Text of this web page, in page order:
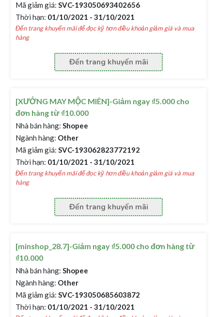
Mã giảm giá: SVC-193050693402656
Thời hạn: 01/10/2021 - 31/10/2021
Đến trang khuyến mãi để đọc kỹ hơn điều khoản giảm giá và mua
hàng
Đến trang khuyến mãi
[XƯỞNG MAY MỘC MIÊN]-Giảm ngay ₫5.000 cho
đơn hàng từ ₫10.000
Nhà bán hàng: Shopee
Ngành hàng: Other
Mã giảm giá: SVC-193062823772192
Thời hạn: 01/10/2021 - 31/10/2021
Đến trang khuyến mãi để đọc kỹ hơn điều khoản giảm giá và mua
hàng
Đến trang khuyến mãi
[minshop_28.7]-Giảm ngay ₫5.000 cho đơn hàng từ
₫10.000
Nhà bán hàng: Shopee
Ngành hàng: Other
Mã giảm giá: SVC-193050685603872
Thời hạn: 01/10/2021 - 31/10/2021